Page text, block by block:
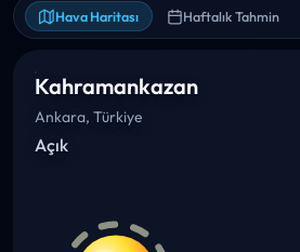
Hava Haritası Haftalık Tahmin
Kahramankazan
Ankara, Türkiye
Açık